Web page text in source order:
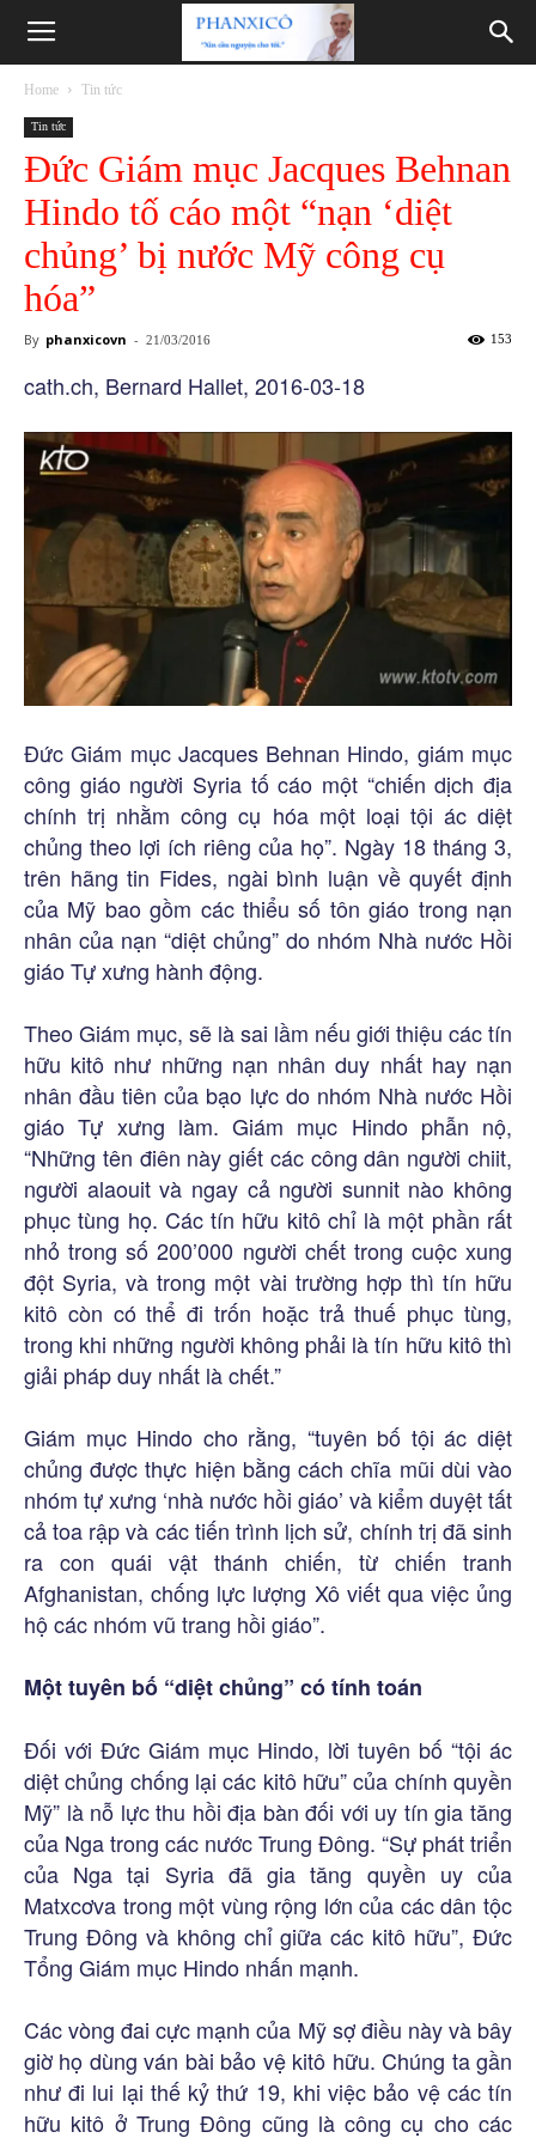
Phanxicô
Home Tin tức
Tin tức
Đức Giám mục Jacques Behnan
Hindo tố cáo một “nạn ‘diệt
chủng’ bị nước Mỹ công cụ
hóa”
By phanxicovn - 21/03/2016 153
cath.ch, Bernard Hallet, 2016-03-18
Đức Giám mục Jacques Behnan Hindo, giám mục
công giáo người Syria tố cáo một “chiến dịch địa
chính trị nhằm công cụ hóa một loại tội ác diệt
chủng theo lợi ích riêng của họ”. Ngày 18 tháng 3,
trên hãng tin Fides, ngài bình luận về quyết định
của Mỹ bao gồm các thiểu số tôn giáo trong nạn
nhân của nạn “diệt chủng” do nhóm Nhà nước Hồi
giáo Tự xưng hành động.
Theo Giám mục, sẽ là sai lầm nếu giới thiệu các tín
hữu kitô như những nạn nhân duy nhất hay nạn
nhân đầu tiên của bạo lực do nhóm Nhà nước Hồi
giáo Tự xưng làm. Giám mục Hindo phẫn nộ,
“Những tên điên này giết các công dân người chiit,
người alaouit và ngay cả người sunnit nào không
phục tùng họ. Các tín hữu kitô chỉ là một phần rất
nhỏ trong số 200’000 người chết trong cuộc xung
đột Syria, và trong một vài trường hợp thì tín hữu
kitô còn có thể đi trốn hoặc trả thuế phục tùng,
trong khi những người không phải là tín hữu kitô thì
giải pháp duy nhất là chết.”
Giám mục Hindo cho rằng, “tuyên bố tội ác diệt
chủng được thực hiện bằng cách chĩa mũi dùi vào
nhóm tự xưng ‘nhà nước hồi giáo’ và kiểm duyệt tất
cả toa rập và các tiến trình lịch sử, chính trị đã sinh
ra con quái vật thánh chiến, từ chiến tranh
Afghanistan, chống lực lượng Xô viết qua việc ủng
hộ các nhóm vũ trang hồi giáo”.
Một tuyên bố “diệt chủng” có tính toán
Đối với Đức Giám mục Hindo, lời tuyên bố “tội ác
diệt chủng chống lại các kitô hữu” của chính quyền
Mỹ” là nỗ lực thu hồi địa bàn đối với uy tín gia tăng
của Nga trong các nước Trung Đông. “Sự phát triển
của Nga tại Syria đã gia tăng quyền uy của
Matxcơva trong một vùng rộng lớn của các dân tộc
Trung Đông và không chỉ giữa các kitô hữu”, Đức
Tổng Giám mục Hindo nhấn mạnh.
Các vòng đai cực mạnh của Mỹ sợ điều này và bây
giờ họ dùng ván bài bảo vệ kitô hữu. Chúng ta gần
như đi lui lại thế kỷ thứ 19, khi việc bảo vệ các tín
hữu kitô ở Trung Đông cũng là công cụ cho các